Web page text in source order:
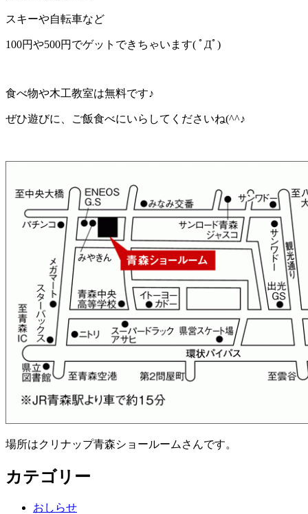
スキーや自転車など
100円や500円でゲットできちゃいます( ﾟДﾟ)
食べ物や木工教室は無料です♪
ぜひ遊びに、ご飯食べにいらしてくださいね(^^♪
場所はクリナップ青森ショールームさんです。
カテゴリー
おしらせ